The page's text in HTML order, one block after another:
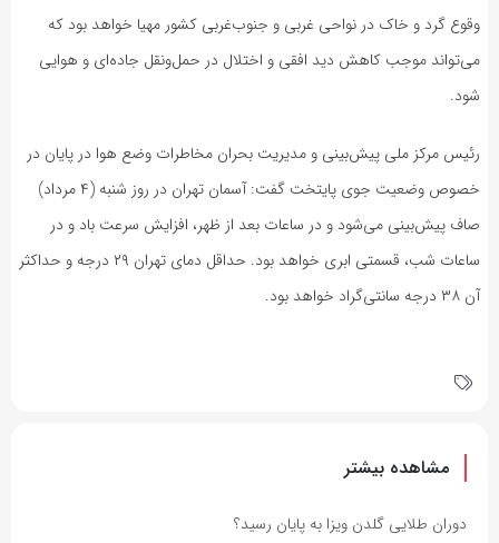
وقوع گرد و خاک در نواحی غربی و جنوب‌غربی کشور مهیا خواهد بود که
می‌تواند موجب کاهش دید افقی و اختلال در حمل‌ونقل جاده‌ای و هوایی
شود.
رئیس مرکز ملی پیش‌بینی و مدیریت بحران مخاطرات وضع هوا در پایان در
خصوص وضعیت جوی پایتخت گفت: آسمان تهران در روز شنبه (۴ مرداد)
صاف پیش‌بینی می‌شود و در ساعات بعد از ظهر، افزایش سرعت باد و در
ساعات شب، قسمتی ابری خواهد بود. حداقل دمای تهران ۲۹ درجه و حداکثر
آن ۳۸ درجه سانتی‌گراد خواهد بود.
مشاهده بیشتر
دوران طلایی گلدن ویزا به پایان رسید؟